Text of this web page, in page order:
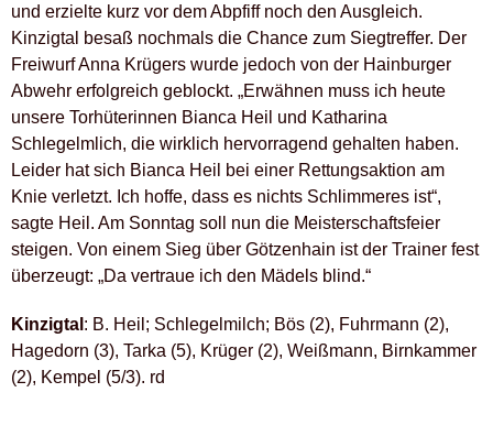
und erzielte kurz vor dem Abpfiff noch den Ausgleich.
Kinzigtal besaß nochmals die Chance zum Siegtreffer. Der
Freiwurf Anna Krügers wurde jedoch von der Hainburger
Abwehr erfolgreich geblockt. „Erwähnen muss ich heute
unsere Torhüterinnen Bianca Heil und Katharina
Schlegelmlich, die wirklich hervorragend gehalten haben.
Leider hat sich Bianca Heil bei einer Rettungsaktion am
Knie verletzt. Ich hoffe, dass es nichts Schlimmeres ist“,
sagte Heil. Am Sonntag soll nun die Meisterschaftsfeier
steigen. Von einem Sieg über Götzenhain ist der Trainer fest
überzeugt: „Da vertraue ich den Mädels blind.“
Kinzigtal : B. Heil; Schlegelmilch; Bös (2), Fuhrmann (2),
Hagedorn (3), Tarka (5), Krüger (2), Weißmann, Birnkammer
(2), Kempel (5/3). rd